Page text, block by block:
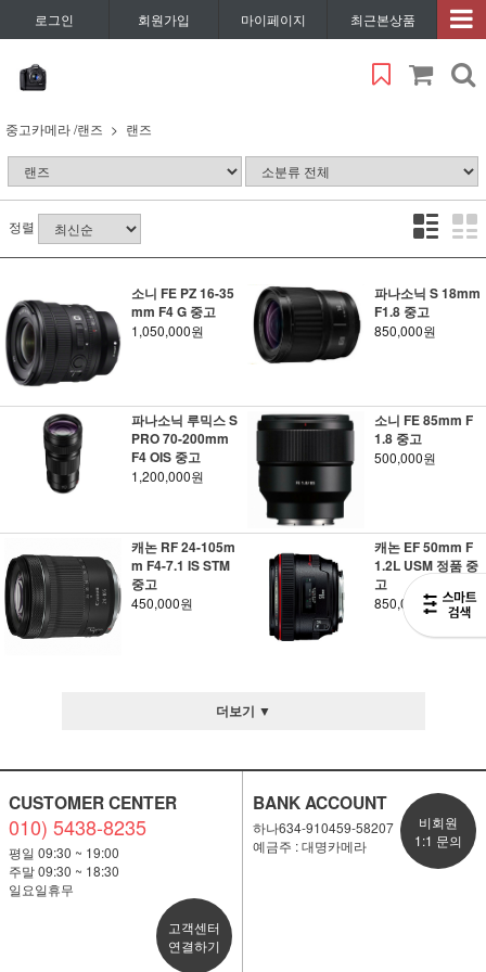
로그인 회원가입 마이페이지 최근본상품
중고카메라 /랜즈 랜즈
정렬
소니 FE PZ 16-35
mm F4 G 중고
1,050,000원
파나소닉 S 18mm
F1.8 중고
850,000원
파나소닉 루믹스 S
PRO 70-200mm
F4 OIS 중고
1,200,000원
소니 FE 85mm F
1.8 중고
500,000원
캐논 RF 24-105m
m F4-7.1 IS STM
중고
450,000원
캐논 EF 50mm F
1.2L USM 정품 중
고
850,000원
더보기 ▼
CUSTOMER CENTER
010) 5438-8235
평일 09:30 ~ 19:00
주말 09:30 ~ 18:30
일요일휴무
고객센터
연결하기
BANK ACCOUNT
하나634-910459-58207
예금주 : 대명카메라
비회원
1:1 문의